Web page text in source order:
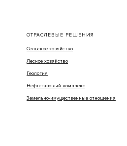
ОТРАСЛЕВЫЕ РЕШЕНИЯ
Сельское хозяйство
Лесное хозяйство
Геология
Нефтегазовый комплекс
Земельно-имущественные отношения